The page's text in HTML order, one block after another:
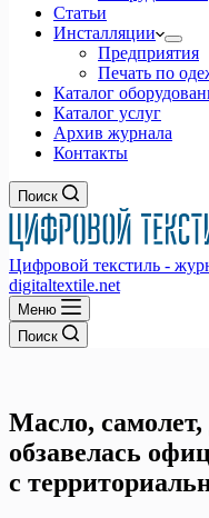
Статьи
Инсталляции
Предприятия
Печать по
Каталог
Каталог услуг
Архив журнала
Контакты
Поиск
Цифровой текстиль -
digitaltextile.net
Меню
Поиск
Масло,
обзавелась
с